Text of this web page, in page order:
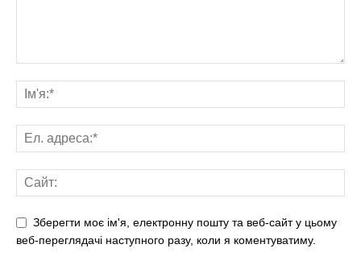
Зберегти моє ім'я, електронну пошту та веб-сайт у цьому
веб-переглядачі наступного разу, коли я коментуватиму.